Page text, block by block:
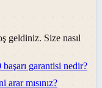
geldiniz. Size nasıl
başarı garantisi nedir?
arar mısınız?